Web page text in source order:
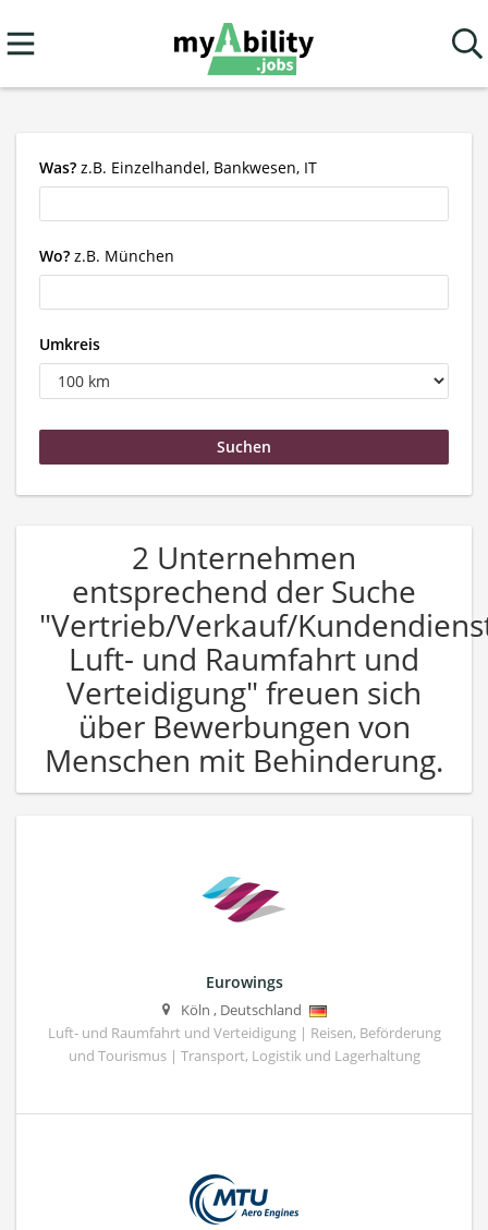
Was? z.B. Einzelhandel, Bankwesen, IT
Wo? z.B. München
Umkreis
2 Unternehmen
entsprechend der Suche
"Vertrieb/Verkauf/
Luft- und Raumfahrt und
Verteidigung" freuen sich
über Bewerbungen von
Menschen mit Behinderung.
Eurowings
Köln , Deutschland
Luft- und Raumfahrt und Verteidigung | Reisen, Beförderung
und Tourismus | Transport, Logistik und Lagerhaltung